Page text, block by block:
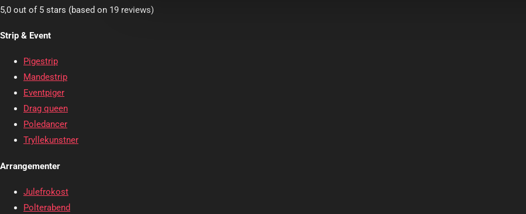
5,0 out of 5 stars (based on 19 reviews)
Strip & Event
Pigestrip
Mandestrip
Eventpiger
Drag queen
Poledancer
Tryllekunstner
Arrangementer
Julefrokost
Polterabend